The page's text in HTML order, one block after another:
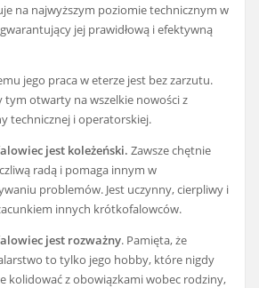
na najwyższym poziomie technicznym w
jej prawidłową i efektywną
jego praca w eterze jest bez zarzutu.
tym otwarty na wszelkie nowości z
technicznej i operatorskiej.
jest koleżeński. Zawsze chętnie
radą i pomaga innym w
problemów. Jest uczynny, cierpliwy i
innych krótkofalowców.
jest rozważny. Pamięta, że
to tylko jego hobby, które nigdy
kolidować z obowiązkami wobec rodziny,